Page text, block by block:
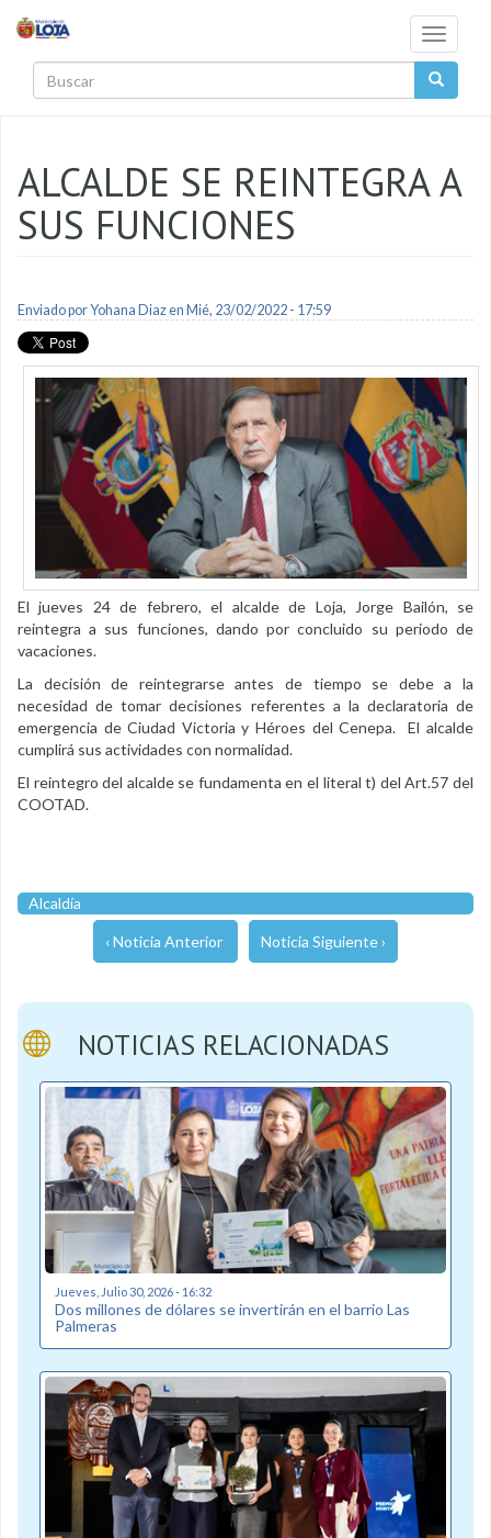
Toggle
ALCALDE SE REINTEGRA A
SUS FUNCIONES
Enviado porYohana Diazen Mié, 23/02/2022 - 17:59
El jueves 24 de febrero, el alcalde de Loja, Jorge Bailón, se
reintegra a sus funciones, dando por concluido su periodo de
vacaciones.
La decisión de reintegrarse antes de tiempo se debe a la
necesidad de tomar decisiones referentes a la declaratoria de
emergencia de Ciudad Victoria y Héroes del Cenepa. El alcalde
cumplirá sus actividades con normalidad.
El reintegro del alcalde se fundamenta en el literal t) del Art.57 del
COOTAD.
Alcaldía
‹ Noticia Anterior Noticia Siguiente ›
NOTICIAS RELACIONADAS
Jueves, Julio 30, 2026 - 16:32
Dos millones de dólares se invertirán en el barrio Las
Palmeras